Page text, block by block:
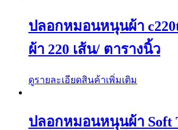
ปลอกหมอนหนุนผ้า
ผ้า 220 เส้น/ ตารางนิ้ว
ดูรายละเอียดสินค้าเพิ่มเติม
ปลอกหมอนหนุนผ้า Soft